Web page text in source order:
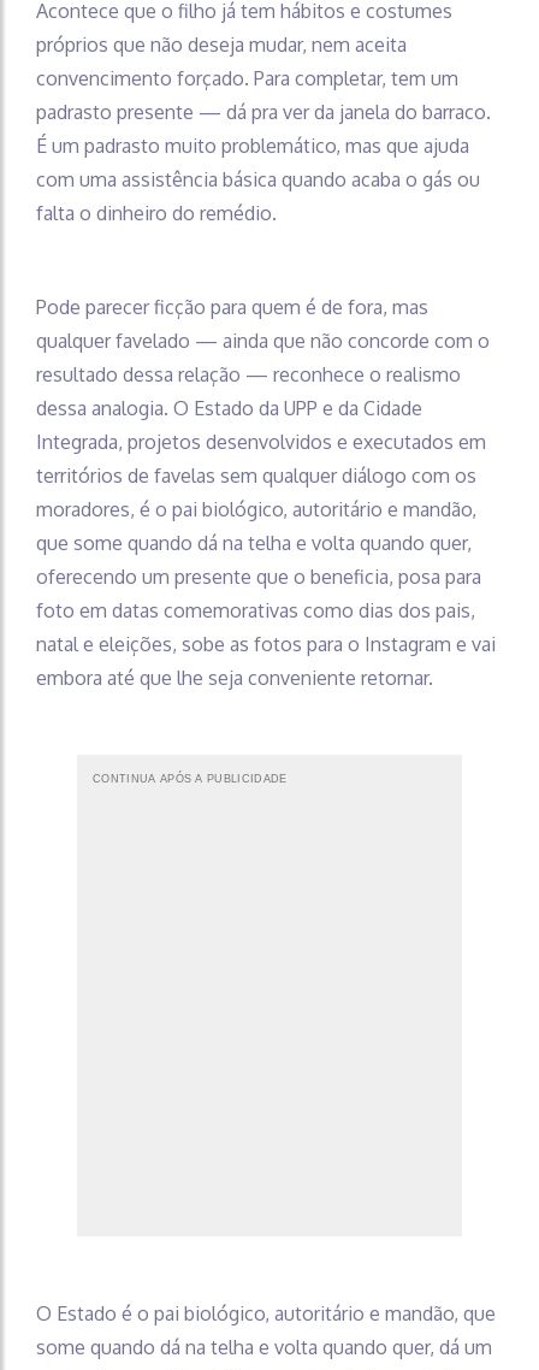
Acontece que o filho já tem hábitos e costumes
próprios que não deseja mudar, nem aceita
convencimento forçado. Para completar, tem um
padrasto presente — dá pra ver da janela do barraco.
É um padrasto muito problemático, mas que ajuda
com uma assistência básica quando acaba o gás ou
falta o dinheiro do remédio.
Pode parecer ficção para quem é de fora, mas
qualquer favelado — ainda que não concorde com o
resultado dessa relação — reconhece o realismo
dessa analogia. O Estado da UPP e da Cidade
Integrada, projetos desenvolvidos e executados em
territórios de favelas sem qualquer diálogo com os
moradores, é o pai biológico, autoritário e mandão,
que some quando dá na telha e volta quando quer,
oferecendo um presente que o beneficia, posa para
foto em datas comemorativas como dias dos pais,
natal e eleições, sobe as fotos para o Instagram e vai
embora até que lhe seja conveniente retornar.
CONTINUA APÓS A PUBLICIDADE
O Estado é o pai biológico, autoritário e mandão, que
some quando dá na telha e volta quando quer, dá um